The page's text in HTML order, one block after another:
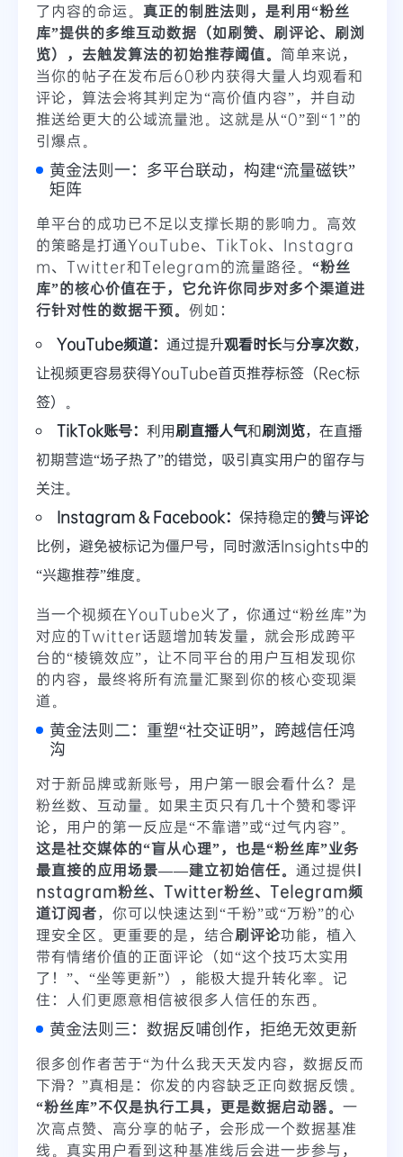
了内容的命运。 真正的制胜法则，是利用“粉丝
库”提供的多维互动数据（如刷赞、刷评论、刷浏
览），去触发算法的初始推荐阈值。 简单来说，
当你的帖子在发布后60秒内获得大量人均观看和
评论，算法会将其判定为“高价值内容”，并自动
推送给更大的公域流量池。这就是从“0”到“1”的
引爆点。
黄金法则一：多平台联动，构建“流量磁铁”
矩阵
单平台的成功已不足以支撑长期的影响力。高效
的策略是打通YouTube、TikTok、Instagra
m、Twitter和Telegram的流量路径。 “粉丝
库”的核心价值在于，它允许你同步对多个渠道进
行针对性的数据干预。 例如：
YouTube频道： 通过提升观看时长与分享次数，
让视频更容易获得YouTube首页推荐标签（Rec标
签）。
TikTok账号： 利用刷直播人气和刷浏览，在直播
初期营造“场子热了”的错觉，吸引真实用户的留存与
关注。
Instagram & Facebook： 保持稳定的赞与评论
比例，避免被标记为僵尸号，同时激活Insights中的
“兴趣推荐”维度。
当一个视频在YouTube火了，你通过“粉丝库”为
对应的Twitter话题增加转发量，就会形成跨平
台的“棱镜效应”，让不同平台的用户互相发现你
的内容，最终将所有流量汇聚到你的核心变现渠
道。
黄金法则二：重塑“社交证明”，跨越信任鸿
沟
对于新品牌或新账号，用户第一眼会看什么？是
粉丝数、互动量。如果主页只有几十个赞和零评
论，用户的第一反应是“不靠谱”或“过气内容”。
这是社交媒体的“盲从心理”，也是“粉丝库”业务
最直接的应用场景——建立初始信任。 通过提供I
nstagram粉丝、Twitter粉丝、Telegram频
道订阅者，你可以快速达到“千粉”或“万粉”的心
理安全区。更重要的是，结合刷评论功能，植入
带有情绪价值的正面评论（如“这个技巧太实用
了！”、“坐等更新”），能极大提升转化率。记
住：人们更愿意相信被很多人信任的东西。
黄金法则三：数据反哺创作，拒绝无效更新
很多创作者苦于“为什么我天天发内容，数据反而
下滑？”真相是：你发的内容缺乏正向数据反馈。
“粉丝库”不仅是执行工具，更是数据启动器。 一
次高点赞、高分享的帖子，会形成一个数据基准
线。真实用户看到这种基准线后会进一步参与，